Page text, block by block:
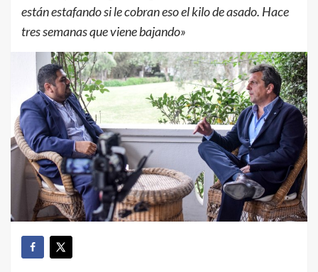
están estafando si le cobran eso el kilo de asado. Hace
tres semanas que viene bajando»